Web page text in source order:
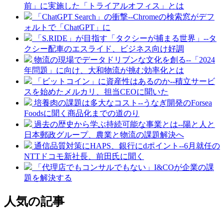
前」に実施した「トライアルオフィス」とは
「ChatGPT Search」の衝撃--Chromeの検索窓がデフ
ォルトで「ChatGPT」に
「S.RIDE」が目指す「タクシーが捕まる世界」--タ
クシー配車のエスライド、ビジネス向け好調
物流の現場でデータドリブンな文化を創る--「2024
年問題」に向け、大和物流が挑む効率化とは
「ビットコイン」に資産性はあるのか--積立サービ
スを始めたメルカリ、担当CEOに聞いた
培養肉の課題は多大なコスト--うなぎ開発のForsea
Foodsに聞く商品化までの道のり
過去の歴史から学ぶ持続可能な事業とは--陽と人と
日本郵政グループ、農業と物流の課題解決へ
通信品質対策にHAPS、銀行にdポイント--6月就任の
NTTドコモ新社長、前田氏に聞く
「代理店でもコンサルでもない」I&COが企業の課
題を解決する
人気の記事